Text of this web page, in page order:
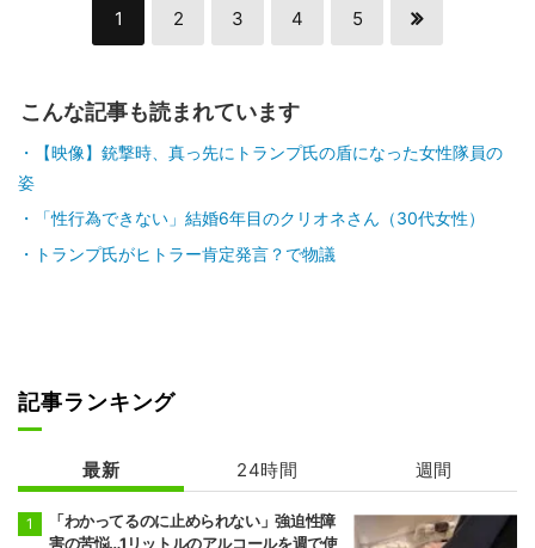
1 2 3 4 5
こんな記事も読まれています
【映像】銃撃時、真っ先にトランプ氏の盾になった女性隊員の
姿
「性行為できない」結婚6年目のクリオネさん（30代女性）
トランプ氏がヒトラー肯定発言？で物議
記事ランキング
最新 24時間 週間
「わかってるのに止められない」強迫性障
害の苦悩…1リットルのアルコールを週で使